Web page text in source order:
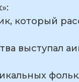
который
выступал